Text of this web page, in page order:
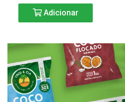
Adicionar